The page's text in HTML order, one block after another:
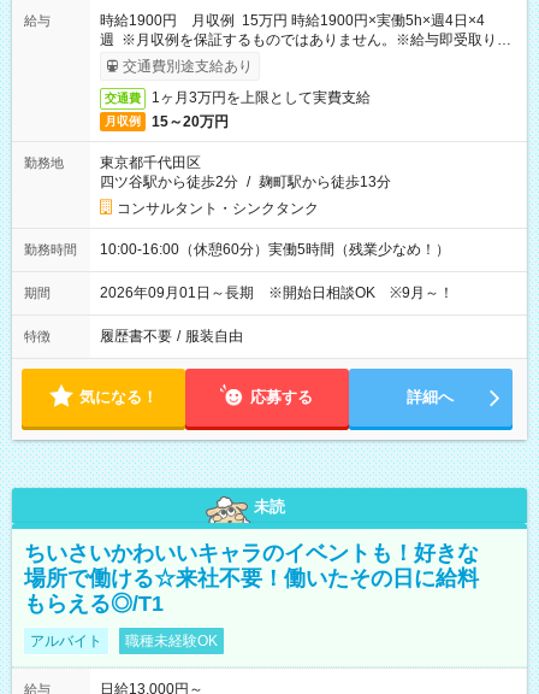
給与
時給1900円 月収例 15万円 時給1900円×実働5h×週4日×4
週 ※月収例を保証するものではありません。※給与即受取りサ
ービス利用可（利用条件有）
交通費別途支給あり
交通費 1ヶ月3万円を上限として実費支給
月収例 15～20万円
勤務地
東京都千代田区
四ツ谷駅から徒歩2分 / 麹町駅から徒歩13分
コンサルタント・シンクタンク
勤務時間 10:00-16:00（休憩60分）実働5時間（残業少なめ！）
期間 2026年09月01日～長期 ※開始日相談OK ※9月～！
特徴 履歴書不要 / 服装自由
気になる！ 応募する 詳細へ
未読
ちいさいかわいいキャラのイベントも！好きな
場所で働ける☆来社不要！働いたその日に給料
もらえる◎/T1
アルバイト 職種未経験OK
給与
日給13,000円～